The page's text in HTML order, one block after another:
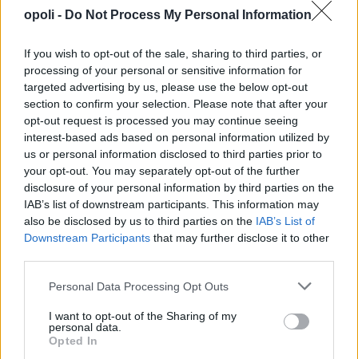
opoli - Do Not Process My Personal Information
If you wish to opt-out of the sale, sharing to third parties, or
processing of your personal or sensitive information for
targeted advertising by us, please use the below opt-out
section to confirm your selection. Please note that after your
opt-out request is processed you may continue seeing
interest-based ads based on personal information utilized by
us or personal information disclosed to third parties prior to
your opt-out. You may separately opt-out of the further
disclosure of your personal information by third parties on the
IAB’s list of downstream participants. This information may
also be disclosed by us to third parties on the IAB’s List of
Downstream Participants that may further disclose it to other
Personal Data Processing Opt Outs
I want to opt-out of the Sharing of my
personal data.
Opted In